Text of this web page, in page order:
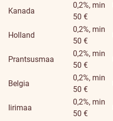
Kanada
0,2%, min
50 €
Holland
0,2%, min
50 €
Prantsusmaa
0,2%, min
50 €
Belgia
0,2%, min
50 €
Iirimaa
0,2%, min
50 €